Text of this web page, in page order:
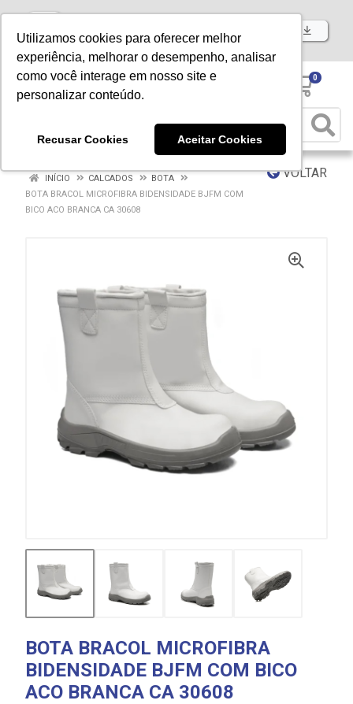
Utilizamos cookies para oferecer melhor
experiência, melhorar o desempenho, analisar
como você interage em nosso site e
personalizar conteúdo.
Recusar Cookies Aceitar Cookies
Baixe já nosso APP
0
VOLTAR
INÍCIO CALCADOS
BOTA
BOTA BRACOL MICROFIBRA BIDENSIDADE BJFM COM
BICO ACO BRANCA CA 30608
BOTA BRACOL MICROFIBRA
BIDENSIDADE BJFM COM BICO
ACO BRANCA CA 30608